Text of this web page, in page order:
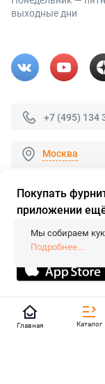
выходные дни
+7 (495) 134
Москва
© 2026
Сопровождение сайта
Все права защищены.
Не является
Политика
Главная Каталог
Покупать
приложении
Мы собираем
Подробнее...